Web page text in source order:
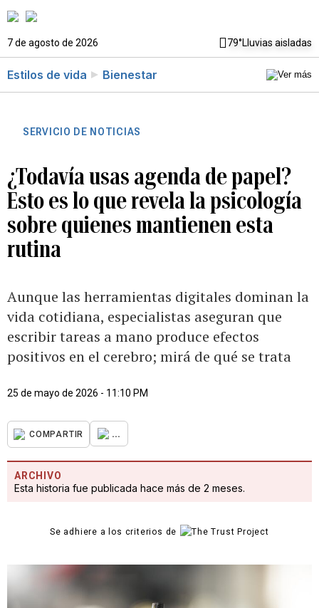
7 de agosto de 2026 79°Lluvias aisladas
Estilos de vida Bienestar
SERVICIO DE NOTICIAS
¿Todavía usas agenda de papel?
Esto es lo que revela la psicología
sobre quienes mantienen esta
rutina
Aunque las herramientas digitales dominan la
vida cotidiana, especialistas aseguran que
escribir tareas a mano produce efectos
positivos en el cerebro; mirá de qué se trata
25 de mayo de 2026 - 11:10 PM
COMPARTIR ...
ARCHIVO
Esta historia fue publicada hace más de 2 meses.
Se adhiere a los criterios de